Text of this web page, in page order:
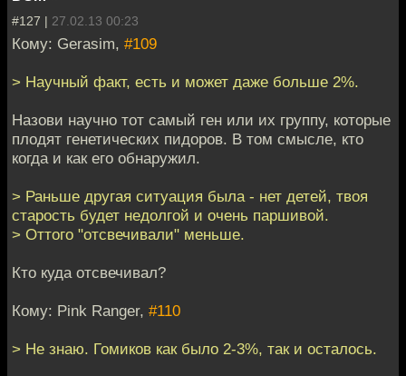
#127 | 27.02.13 00:23
Кому: Gerasim, #109
> Научный факт, есть и может даже больше 2%.
Назови научно тот самый ген или их группу, которые
плодят генетических пидоров. В том смысле, кто
когда и как его обнаружил.
> Раньше другая ситуация была - нет детей, твоя
старость будет недолгой и очень паршивой.
> Оттого "отсвечивали" меньше.
Кто куда отсвечивал?
Кому: Pink Ranger, #110
> Не знаю. Гомиков как было 2-3%, так и осталось.